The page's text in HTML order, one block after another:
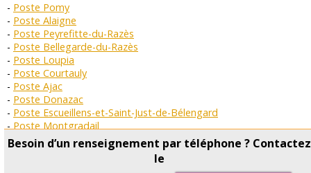
Besoin d’un renseignement par téléphone ? Contactez
le
Poste Pomy
Poste Alaigne
Poste Peyrefitte-du-Razès
Poste Bellegarde-du-Razès
Poste Loupia
Poste Courtauly
Poste Ajac
Poste Donazac
Poste Escueillens-et-Saint-Just-de-Bélengard
Poste Montgradail
Poste Belvèze-du-Razès